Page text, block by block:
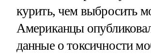
курить, чем выбросить
Американцы
данные о токсичности